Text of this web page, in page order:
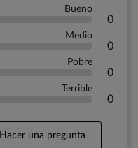
Bueno
0
Medio
0
Pobre
0
Terrible
0
Hacer una pregunta